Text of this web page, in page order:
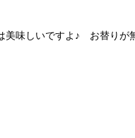
美味しいですよ♪ お替りが